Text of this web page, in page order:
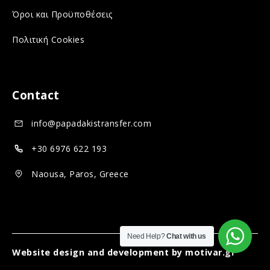
c
i
m
d
i
a
o
c
l
e
d
i
n
s
i
l
m
e
Όροι και Προϋποθέσεις
Πολιτική Cookies
Contact
info@papadakistransfer.com
+30 6976 622 193
Naousa, Paros, Greece
Website design and development by motivar.gr
Need Help?Chat with us